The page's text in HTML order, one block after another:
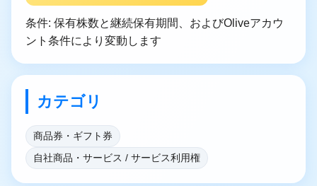
条件: 保有株数と継続保有期間、およびOliveアカウ
ント条件により変動します
カテゴリ
商品券・ギフト券
自社商品・サービス / サービス利用権